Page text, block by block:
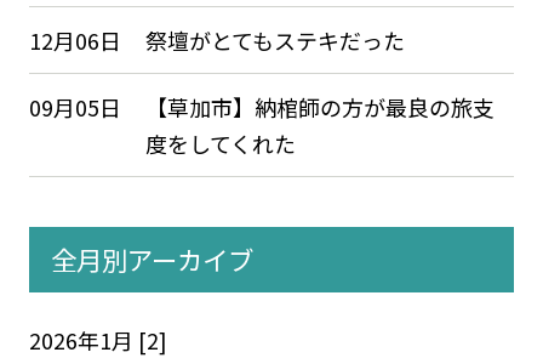
12月06日 祭壇がとてもステキだった
09月05日
【草加市】納棺師の方が最良の旅支
度をしてくれた
全月別アーカイブ
2026年1月 [2]